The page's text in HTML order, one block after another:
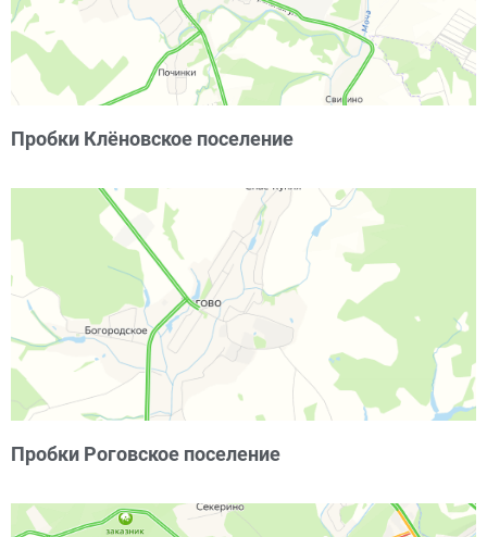
Пробки Клёновское поселение
Пробки Роговское поселение